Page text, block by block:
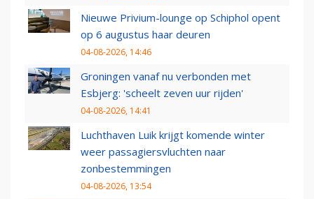
Nieuwe Privium-lounge op Schiphol opent
op 6 augustus haar deuren
04-08-2026, 14:46
Groningen vanaf nu verbonden met
Esbjerg: 'scheelt zeven uur rijden'
04-08-2026, 14:41
Luchthaven Luik krijgt komende winter
weer passagiersvluchten naar
zonbestemmingen
04-08-2026, 13:54